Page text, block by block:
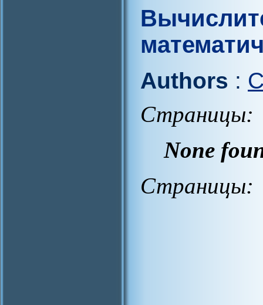
Authors :
Страницы:
None
Страницы: